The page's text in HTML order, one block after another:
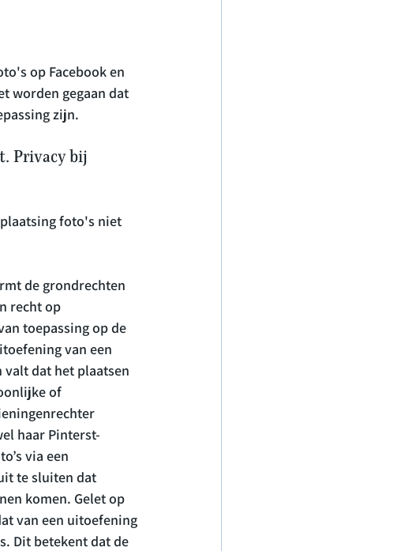
op Facebook en
worden gegaan dat
Privacy bij
foto's niet
de grondrechten
recht op
toepassing op de
van een
dat het plaatsen
of
haar Pinterst-
via een
te sluiten dat
komen. Gelet op
van een uitoefening
Dit betekent dat de